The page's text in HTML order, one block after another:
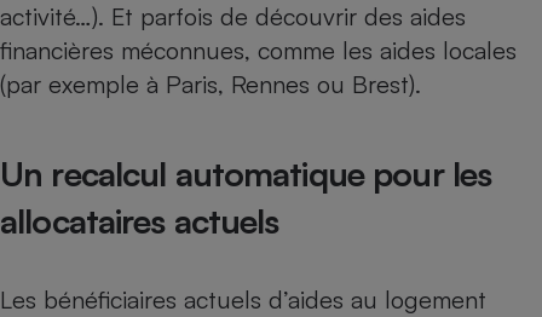
activité…). Et parfois de découvrir des aides
financières méconnues, comme les aides locales
(par exemple à Paris, Rennes ou Brest).
Un recalcul automatique pour les
allocataires actuels
Les bénéficiaires actuels d’aides au logement